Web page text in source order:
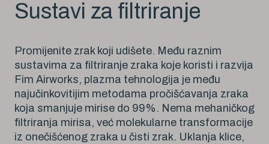
Sustavi za filtriranje
Promijenite zrak koji udišete. Među raznim
sustavima za filtriranje zraka koje koristi i razvija
Fim Airworks, plazma tehnologija je među
najučinkovitijim metodama pročišćavanja zraka
koja smanjuje mirise do 99%. Nema mehaničkog
filtriranja mirisa, već molekularne transformacije
iz onečišćenog zraka u čisti zrak. Uklanja klice,